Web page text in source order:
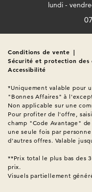
lundi -
Conditions de vente |
Sécurité et protection des
Accessibilité
*Uniquement valable pour
"Bonnes Affaires" à
Non applicable sur une
Pour profiter de l'offre,
champ "Code Avantage"
une seule fois par
d'autres offres. Valable
**Prix total le plus bas des
prix.
Visuels partiellement